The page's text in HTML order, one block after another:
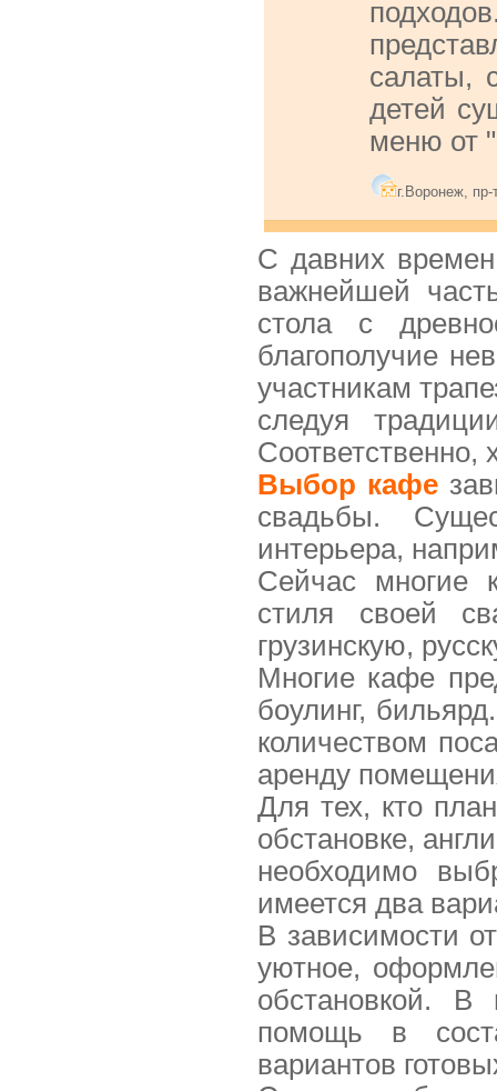
салаты,
детей
меню от
г.Воронеж,
С давних
важнейшей
стола с
благополучие
участникам
следуя
Соответственно,
Выбор кафе
свадьбы.
интерьера,
Сейчас многие
стиля своей
грузинскую,
Многие кафе
боулинг,
количеством
аренду
Для тех, кто
обстановке,
необходимо
имеется два
В зависимости
уютное,
обстановкой. В
помощь в
вариантов